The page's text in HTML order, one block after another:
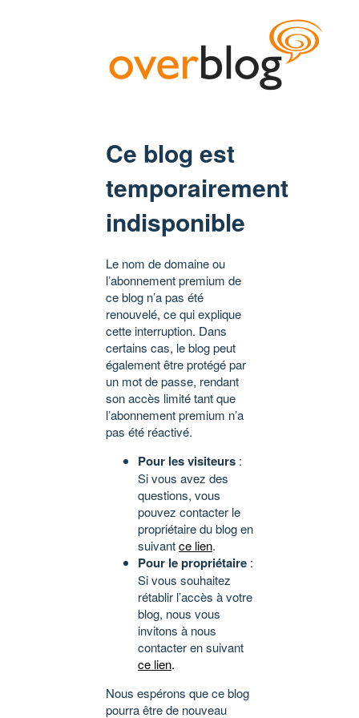
Ce blog est
temporairement
indisponible
Le nom de domaine ou
l’abonnement premium de
ce blog n’a pas été
renouvelé, ce qui explique
cette interruption. Dans
certains cas, le blog peut
également être protégé par
un mot de passe, rendant
son accès limité tant que
l’abonnement premium n’a
pas été réactivé.
Pour les visiteurs :
Si vous avez des
questions, vous
pouvez contacter le
propriétaire du blog en
suivantce lien.
Pour le propriétaire :
Si vous souhaitez
rétablir l’accès à votre
blog, nous vous
invitons à nous
contacter en suivant
ce lien.
Nous espérons que ce blog
pourra être de nouveau